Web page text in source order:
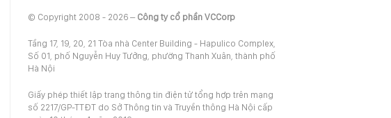
© Copyright 2008 - 2026 – Công ty cổ phần VCCorp
Tầng 17, 19, 20, 21 Tòa nhà Center Building - Hapulico Complex,
Số 01, phố Nguyễn Huy Tưởng, phường Thanh Xuân, thành phố
Hà Nội
Giấy phép thiết lập trang thông tin điện tử tổng hợp trên mạng
số 2217/GP-TTĐT do Sở Thông tin và Truyền thông Hà Nội cấp